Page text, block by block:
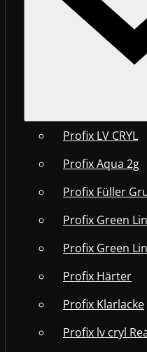
Profix LV CRYL
Profix Aqua 2g
Profix Füller
Profix Green
Profix Green
Profix Härter
Profix Klarlacke
Profix lv cryl